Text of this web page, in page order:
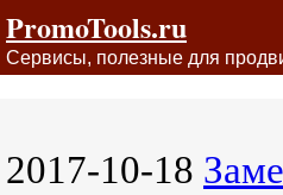
PromoTools.ru
Сервисы, полезные для
2017-10-18